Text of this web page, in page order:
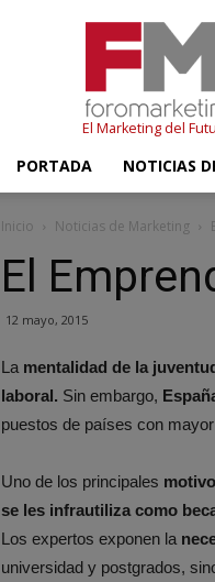
El Marketing del
PORTADA NOTICIAS
Inicio Noticias de Marketing
El
12 mayo, 2015
La mentalidad de la
laboral. Sin embargo,
puestos de países con
Uno de los principales
se les infrautiliza como
Los expertos exponen la
universidad y postgrados,